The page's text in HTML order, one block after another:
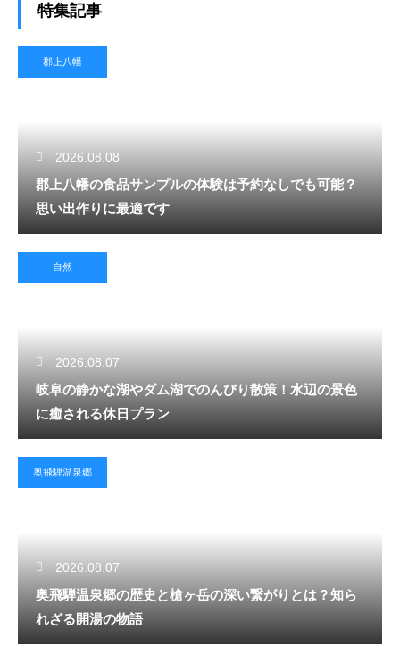
特集記事
郡上八幡
2026.08.08
郡上八幡の食品サンプルの体験は予約なしでも可能？
思い出作りに最適です
自然
2026.08.07
岐阜の静かな湖やダム湖でのんびり散策！水辺の景色
に癒される休日プラン
奥飛騨温泉郷
2026.08.07
奥飛騨温泉郷の歴史と槍ヶ岳の深い繋がりとは？知ら
れざる開湯の物語